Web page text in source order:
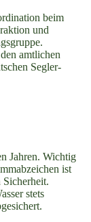
beim
und
amtlichen
Segler-
Jahren. Wichtig
ist
Sicherheit.
stets